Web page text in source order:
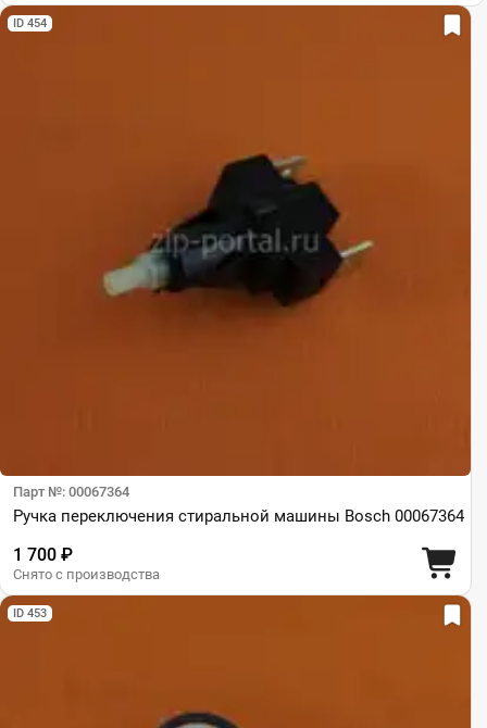
ID 454
Парт №: 00067364
Ручка переключения стиральной машины Bosch 00067364
1 700 ₽
Снято с производства
ID 453